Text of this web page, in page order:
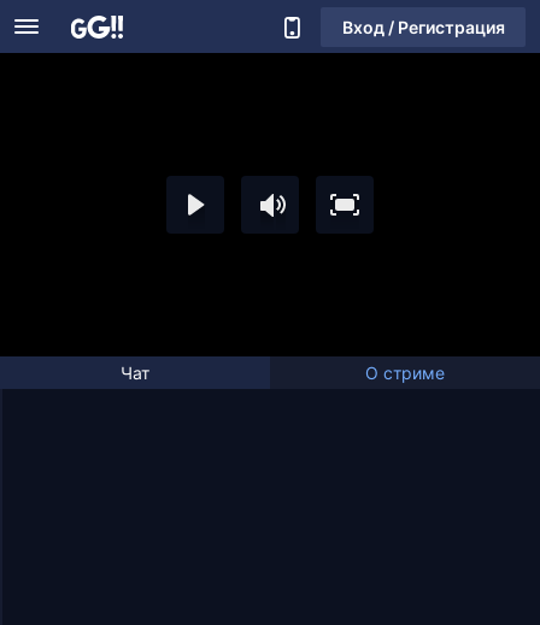
Вход / Регистрация
Чат О стриме